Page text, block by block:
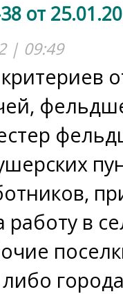
от
| 09:49
в
либо